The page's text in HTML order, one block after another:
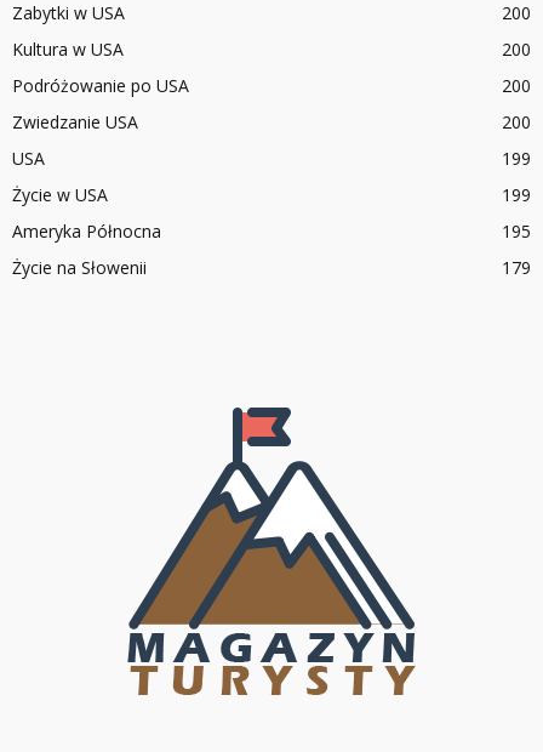
Zabytki w USA
200
Kultura w USA
200
Podróżowanie po USA
200
Zwiedzanie USA
200
USA
199
Życie w USA
199
Ameryka Północna
195
Życie na Słowenii
179